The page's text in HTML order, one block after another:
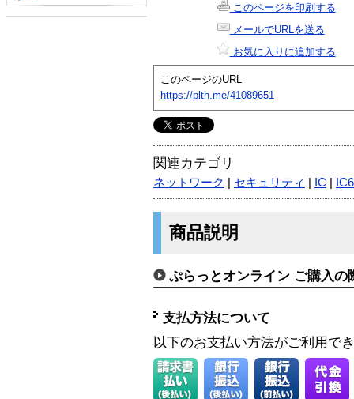
このページを印刷する
メールでURLを送る
お気に入りに追加する
このページのURL
https://plth.me/41089651
関連カテゴリ
ネットワーク セキュリティ IC
商品説明
ぷらっとオンライン ご購入の
支払方法について
以下のお支払い方法がご利用で